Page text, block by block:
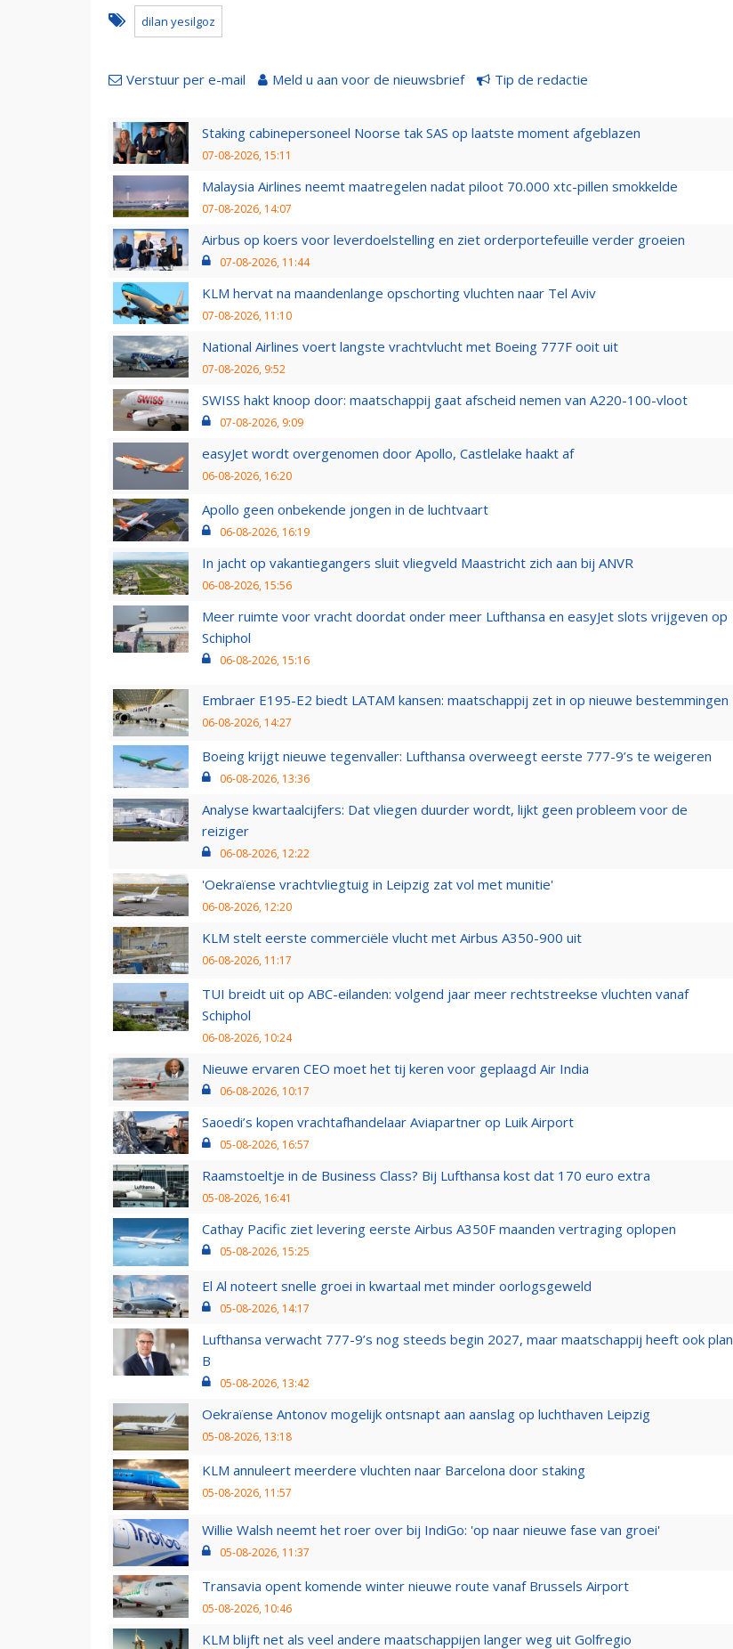
dilan yesilgoz
Verstuur per e-mail Meld u aan voor de nieuwsbrief Tip de redactie
Staking cabinepersoneel Noorse tak SAS op laatste moment afgeblazen
07-08-2026, 15:11
Malaysia Airlines neemt maatregelen nadat piloot 70.000 xtc-pillen smokkelde
07-08-2026, 14:07
Airbus op koers voor leverdoelstelling en ziet orderportefeuille verder groeien
07-08-2026, 11:44
KLM hervat na maandenlange opschorting vluchten naar Tel Aviv
07-08-2026, 11:10
National Airlines voert langste vrachtvlucht met Boeing 777F ooit uit
07-08-2026, 9:52
SWISS hakt knoop door: maatschappij gaat afscheid nemen van A220-100-vloot
07-08-2026, 9:09
easyJet wordt overgenomen door Apollo, Castlelake haakt af
06-08-2026, 16:20
Apollo geen onbekende jongen in de luchtvaart
06-08-2026, 16:19
In jacht op vakantiegangers sluit vliegveld Maastricht zich aan bij ANVR
06-08-2026, 15:56
Meer ruimte voor vracht doordat onder meer Lufthansa en easyJet slots vrijgeven op
Schiphol
06-08-2026, 15:16
Embraer E195-E2 biedt LATAM kansen: maatschappij zet in op nieuwe bestemmingen
06-08-2026, 14:27
Boeing krijgt nieuwe tegenvaller: Lufthansa overweegt eerste 777-9’s te weigeren
06-08-2026, 13:36
Analyse kwartaalcijfers: Dat vliegen duurder wordt, lijkt geen probleem voor de
reiziger
06-08-2026, 12:22
'Oekraïense vrachtvliegtuig in Leipzig zat vol met munitie'
06-08-2026, 12:20
KLM stelt eerste commerciële vlucht met Airbus A350-900 uit
06-08-2026, 11:17
TUI breidt uit op ABC-eilanden: volgend jaar meer rechtstreekse vluchten vanaf
Schiphol
06-08-2026, 10:24
Nieuwe ervaren CEO moet het tij keren voor geplaagd Air India
06-08-2026, 10:17
Saoedi’s kopen vrachtafhandelaar Aviapartner op Luik Airport
05-08-2026, 16:57
Raamstoeltje in de Business Class? Bij Lufthansa kost dat 170 euro extra
05-08-2026, 16:41
Cathay Pacific ziet levering eerste Airbus A350F maanden vertraging oplopen
05-08-2026, 15:25
El Al noteert snelle groei in kwartaal met minder oorlogsgeweld
05-08-2026, 14:17
Lufthansa verwacht 777-9’s nog steeds begin 2027, maar maatschappij heeft ook plan
B
05-08-2026, 13:42
Oekraïense Antonov mogelijk ontsnapt aan aanslag op luchthaven Leipzig
05-08-2026, 13:18
KLM annuleert meerdere vluchten naar Barcelona door staking
05-08-2026, 11:57
Willie Walsh neemt het roer over bij IndiGo: 'op naar nieuwe fase van groei'
05-08-2026, 11:37
Transavia opent komende winter nieuwe route vanaf Brussels Airport
05-08-2026, 10:46
KLM blijft net als veel andere maatschappijen langer weg uit Golfregio